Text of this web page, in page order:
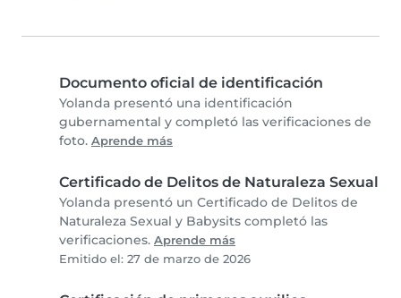
Documento oficial de identificación
Yolanda presentó una identificación
gubernamental y completó las verificaciones de
foto. Aprende más
Certificado de Delitos de Naturaleza Sexual
Yolanda presentó un Certificado de Delitos de
Naturaleza Sexual y Babysits completó las
verificaciones. Aprende más
Emitido el: 27 de marzo de 2026